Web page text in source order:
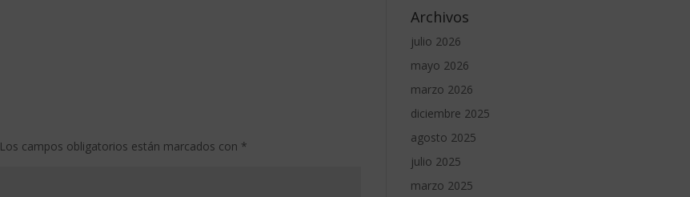
Los campos obligatorios están marcados con *
Archivos
julio 2026
mayo 2026
marzo 2026
diciembre 2025
agosto 2025
julio 2025
marzo 2025